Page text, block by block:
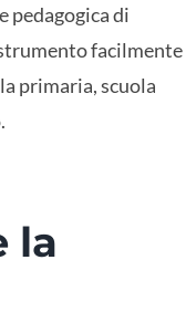
pedagogica di
facilmente
primaria, scuola
la